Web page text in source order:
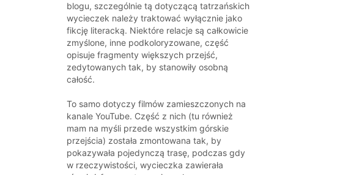
blogu, szczególnie tą dotyczącą tatrzańskich
wycieczek należy traktować wyłącznie jako
fikcję literacką. Niektóre relacje są całkowicie
zmyślone, inne podkoloryzowane, część
opisuje fragmenty większych przejść,
zedytowanych tak, by stanowiły osobną
całość.
To samo dotyczy filmów zamieszczonych na
kanale YouTube. Część z nich (tu również
mam na myśli przede wszystkim górskie
przejścia) została zmontowana tak, by
pokazywała pojedynczą trasę, podczas gdy
w rzeczywistości, wycieczka zawierała